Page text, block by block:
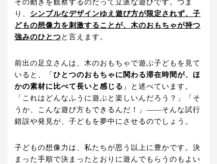
その動きを観察するのだって立派な遊びです。つま
り、 シンプルなデザインゆえ遊び方が限定されず、子
どもの想像力を刺激することが、木のおもちゃが持つ
強みのひとつと言えます。
前出の足立さんは、木のおもちゃで遊ぶ子どもを見て
いると、「 ひとつのおもちゃに関わる滞在時間が、ほ
かの素材に比べて長いと感じる 」と述べています。
「これはどんなふうに遊ぶと楽しいんだろう？」「そ
うか、こんな遊び方もできるんだ！」――そんな試行
錯誤や発見が、子どもを夢中にさせるのでしょう。
子どもの想像力は、私たちが思う以上に豊かです。決
まった手順で決まったとおりに遊んでもらうのもよい